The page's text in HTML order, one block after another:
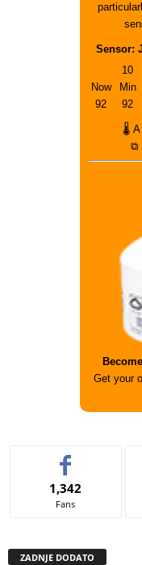
Sensor:
Now
92
10
Min
92
🌡 A
⧉
Get your
1,342
Fans
ZADNJE DODATO